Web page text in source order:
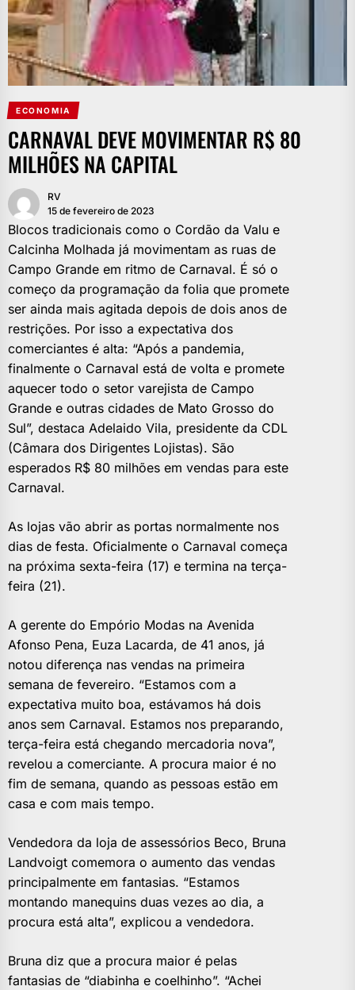
ECONOMIA
CARNAVAL DEVE MOVIMENTAR R$ 80
MILHÕES NA CAPITAL
RV
15 de fevereiro de 2023
Blocos tradicionais como o Cordão da Valu e
Calcinha Molhada já movimentam as ruas de
Campo Grande em ritmo de Carnaval. É só o
começo da programação da folia que promete
ser ainda mais agitada depois de dois anos de
restrições. Por isso a expectativa dos
comerciantes é alta: “Após a pandemia,
finalmente o Carnaval está de volta e promete
aquecer todo o setor varejista de Campo
Grande e outras cidades de Mato Grosso do
Sul”, destaca Adelaido Vila, presidente da CDL
(Câmara dos Dirigentes Lojistas). São
esperados R$ 80 milhões em vendas para este
Carnaval.
As lojas vão abrir as portas normalmente nos
dias de festa. Oficialmente o Carnaval começa
na próxima sexta-feira (17) e termina na terça-
feira (21).
A gerente do Empório Modas na Avenida
Afonso Pena, Euza Lacarda, de 41 anos, já
notou diferença nas vendas na primeira
semana de fevereiro. “Estamos com a
expectativa muito boa, estávamos há dois
anos sem Carnaval. Estamos nos preparando,
terça-feira está chegando mercadoria nova”,
revelou a comerciante. A procura maior é no
fim de semana, quando as pessoas estão em
casa e com mais tempo.
Vendedora da loja de assessórios Beco, Bruna
Landvoigt comemora o aumento das vendas
principalmente em fantasias. “Estamos
montando manequins duas vezes ao dia, a
procura está alta”, explicou a vendedora.
Bruna diz que a procura maior é pelas
fantasias de “diabinha e coelhinho”. “Achei